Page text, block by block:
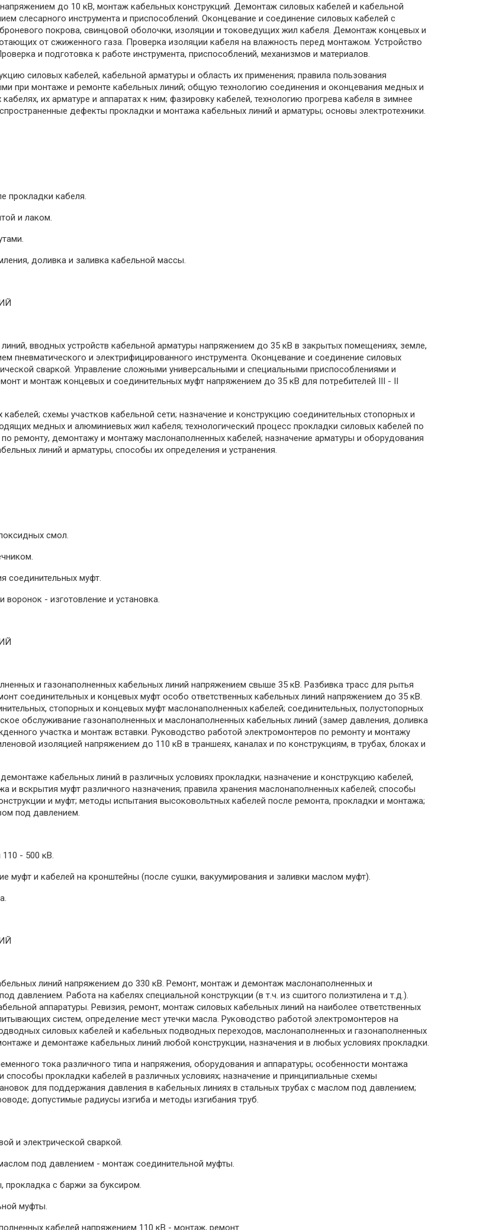
до 10 кВ, монтаж кабельных конструкций. Демонтаж силовых кабелей и кабельной
слесарного инструмента и приспособлений. Оконцевание и соединение силовых кабелей с
покрова, свинцовой оболочки, изоляции и токоведущих жил кабеля. Демонтаж концевых и
от сжиженного газа. Проверка изоляции кабеля на влажность перед монтажом. Устройство
и подготовка к работе инструмента, приспособлений, механизмов и материалов.
силовых кабелей, кабельной арматуры и область их применения; правила пользования
при монтаже и ремонте кабельных линий; общую технологию соединения и оконцевания медных и
их арматуре и аппаратах к ним; фазировку кабелей, технологию прогрева кабеля в зимнее
дефекты прокладки и монтажа кабельных линий и арматуры; основы электротехники.
прокладки кабеля.
и лаком.
доливка и заливка кабельной массы.
вводных устройств кабельной арматуры напряжением до 35 кВ в закрытых помещениях, земле,
пневматического и электрифицированного инструмента. Оконцевание и соединение силовых
сваркой. Управление сложными универсальными и специальными приспособлениями и
и монтаж концевых и соединительных муфт напряжением до 35 кВ для потребителей III - II
схемы участков кабельной сети; назначение и конструкцию соединительных стопорных и
медных и алюминиевых жил кабеля; технологический процесс прокладки силовых кабелей по
ремонту, демонтажу и монтажу маслонаполненных кабелей; назначение арматуры и оборудования
линий и арматуры, способы их определения и устранения.
смол.
соединительных муфт.
- изготовление и установка.
и газонаполненных кабельных линий напряжением свыше 35 кВ. Разбивка трасс для рытья
соединительных и концевых муфт особо ответственных кабельных линий напряжением до 35 кВ.
стопорных и концевых муфт маслонаполненных кабелей; соединительных, полустопорных
обслуживание газонаполненных и маслонаполненных кабельных линий (замер давления, доливка
участка и монтаж вставки. Руководство работой электромонтеров по ремонту и монтажу
изоляцией напряжением до 110 кВ в траншеях, каналах и по конструкциям, в трубах, блоках и
кабельных линий в различных условиях прокладки; назначение и конструкцию кабелей,
и вскрытия муфт различного назначения; правила хранения маслонаполненных кабелей; способы
и муфт; методы испытания высоковольтных кабелей после ремонта, прокладки и монтажа;
под давлением.
- 500 кВ.
муфт и кабелей на кронштейны (после сушки, вакуумирования и заливки маслом муфт).
линий напряжением до 330 кВ. Ремонт, монтаж и демонтаж маслонаполненных и
давлением. Работа на кабелях специальной конструкции (в т.ч. из сшитого полиэтилена и т.д.).
аппаратуры. Ревизия, ремонт, монтаж силовых кабельных линий на наиболее ответственных
систем, определение мест утечки масла. Руководство работой электромонтеров на
силовых кабелей и кабельных подводных переходов, маслонаполненных и газонаполненных
и демонтаже кабельных линий любой конструкции, назначения и в любых условиях прокладки.
тока различного типа и напряжения, оборудования и аппаратуры; особенности монтажа
прокладки кабелей в различных условиях; назначение и принципиальные схемы
для поддержания давления в кабельных линиях в стальных трубах с маслом под давлением;
допустимые радиусы изгиба и методы изгибания труб.
и электрической сваркой.
под давлением - монтаж соединительной муфты.
с баржи за буксиром.
муфты.
кабелей напряжением 110 кВ - монтаж, ремонт.